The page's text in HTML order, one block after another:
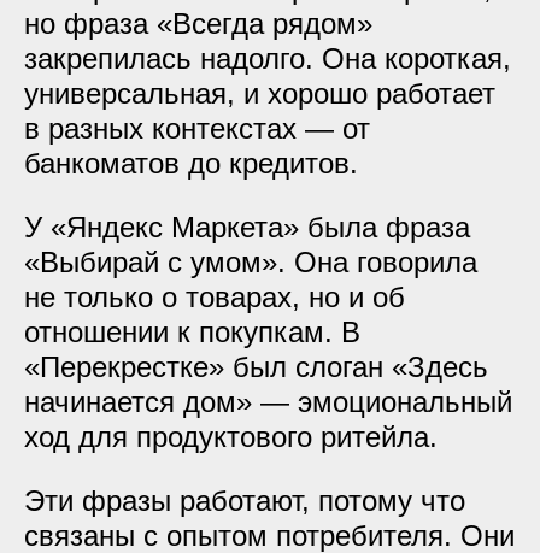
но фраза «Всегда рядом»
закрепилась надолго. Она короткая,
универсальная, и хорошо работает
в разных контекстах — от
банкоматов до кредитов.
У «Яндекс Маркета» была фраза
«Выбирай с умом». Она говорила
не только о товарах, но и об
отношении к покупкам. В
«Перекрестке» был слоган «Здесь
начинается дом» — эмоциональный
ход для продуктового ритейла.
Эти фразы работают, потому что
связаны с опытом потребителя. Они